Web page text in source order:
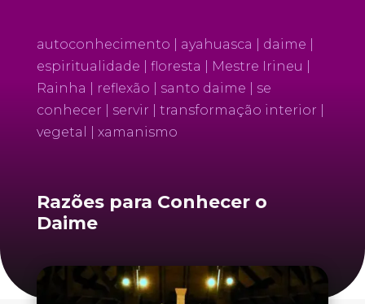
autoconhecimento | ayahuasca | daime |
espiritualidade | floresta | Mestre Irineu |
Rainha | reflexão | santo daime | se
conhecer | servir | transformação interior |
vegetal | xamanismo
Razões para Conhecer o
Daime